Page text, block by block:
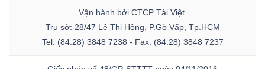
Vận hành bởi CTCP Tài Việt.
Trụ sở: 28/47 Lê Thị Hồng, P.Gò Vấp, Tp.HCM
Tel: (84.28) 3848 7238 - Fax: (84.28) 3848 7237